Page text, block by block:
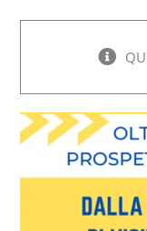
Eventi
Servizi
Progetti